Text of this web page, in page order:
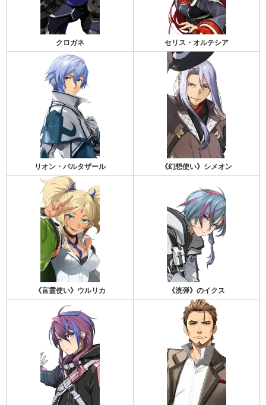
クロガネ セリス・オルテシア
リオン・バルタザール 《幻想使い》シメオン
《言霊使い》ウルリカ 《洸弾》のイクス